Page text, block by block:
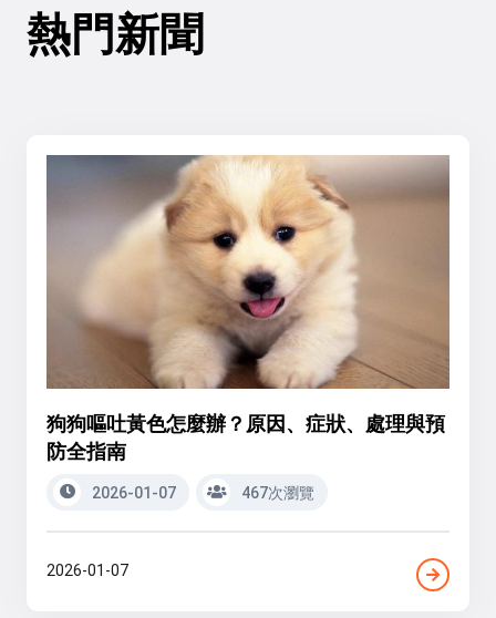
熱門新聞
狗狗嘔吐黃色怎麼辦？原因、症狀、處理與預
防全指南
2026-01-07 467次瀏覽
2026-01-07